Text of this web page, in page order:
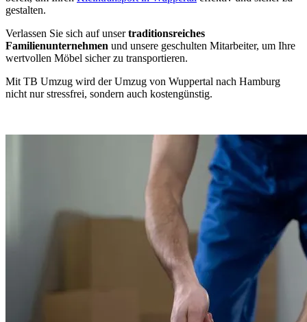
gestalten.
Verlassen Sie sich auf unsertraditionsreiches
Familienunternehmen und unsere geschulten Mitarbeiter, um Ihre
wertvollen Möbel sicher zu transportieren.
Mit TB Umzug wird der Umzug von Wuppertal nach Hamburg
nicht nur stressfrei, sondern auch kostengünstig.